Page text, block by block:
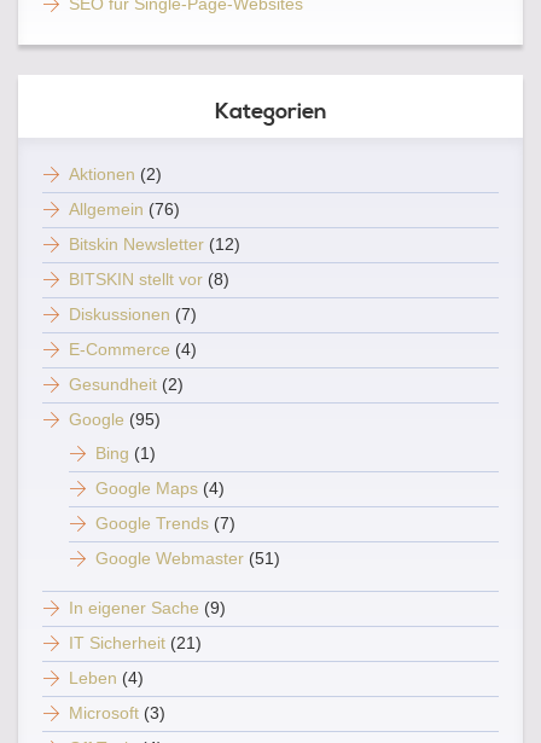
Kategorien
Aktionen (2)
Allgemein (76)
Bitskin Newsletter (12)
BITSKIN stellt vor (8)
Diskussionen (7)
E-Commerce (4)
Gesundheit (2)
Google (95)
Bing (1)
Google Maps (4)
Google Trends (7)
Google Webmaster (51)
In eigener Sache (9)
IT Sicherheit (21)
Leben (4)
Microsoft (3)